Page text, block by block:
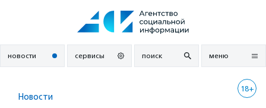
новости сервисы поиск меню
18+
Новости